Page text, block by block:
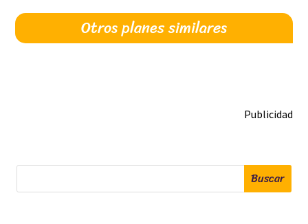
Otros planes similares
Publicidad
Buscar